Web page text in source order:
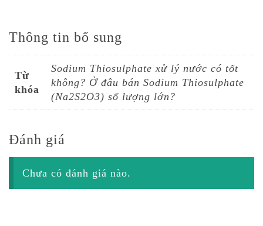
Thông tin bổ sung
Từ
khóa
Sodium Thiosulphate xử lý nước có tốt
không? Ở đâu bán Sodium Thiosulphate
(Na2S2O3) số lượng lớn?
Đánh giá
Chưa có đánh giá nào.